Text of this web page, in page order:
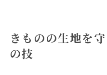
きものの生地を
の技